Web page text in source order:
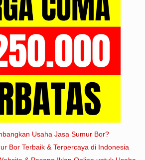
Usaha Jasa Sumur Bor?
Bor Terbaik & Terpercaya di Indonesia